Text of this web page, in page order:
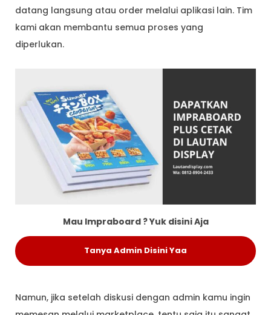
datang langsung atau order melalui aplikasi lain. Tim
kami akan membantu semua proses yang
diperlukan.
Mau Impraboard ? Yuk disini Aja
Tanya Admin Disini Yaa
Namun, jika setelah diskusi dengan admin kamu ingin